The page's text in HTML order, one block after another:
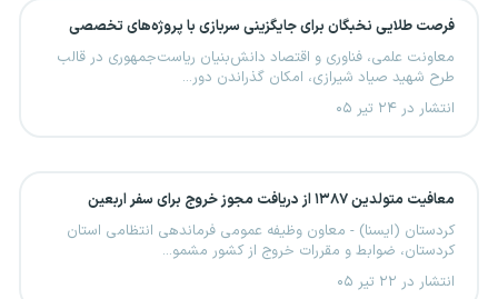
فرصت طلایی نخبگان برای جایگزینی سربازی با پروژه‌های تخصصی
معاونت علمی، فناوری و اقتصاد دانش‌بنیان ریاست‌جمهوری در قالب
طرح شهید صیاد شیرازی، امکان گذراندن دور...
انتشار در ۲۴ تیر ۰۵
معافیت متولدین ۱۳۸۷ از دریافت مجوز خروج برای سفر اربعین
کردستان (ایسنا) - معاون وظیفه عمومی فرماندهی انتظامی استان
کردستان، ضوابط و مقررات خروج از کشور مشمو...
انتشار در ۲۲ تیر ۰۵